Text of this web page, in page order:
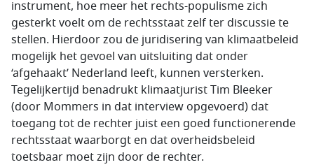
instrument, hoe meer het rechts-populisme zich
gesterkt voelt om de rechtsstaat zelf ter discussie te
stellen. Hierdoor zou de juridisering van klimaatbeleid
mogelijk het gevoel van uitsluiting dat onder
‘afgehaakt’ Nederland leeft, kunnen versterken.
Tegelijkertijd benadrukt klimaatjurist Tim Bleeker
(door Mommers in dat interview opgevoerd) dat
toegang tot de rechter juist een goed functionerende
rechtsstaat waarborgt en dat overheidsbeleid
toetsbaar moet zijn door de rechter.